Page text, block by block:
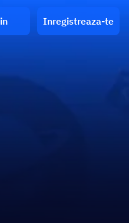
Inregistreaza-te